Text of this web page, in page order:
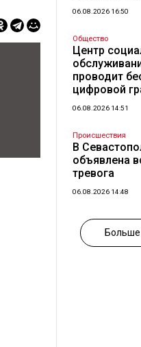
06.08.2026 16:50
Общество
Центр
проводит
цифровой
06.08.2026 14:51
Происшествия
В
объявлена
тревога
06.08.2026 14:48
Больше